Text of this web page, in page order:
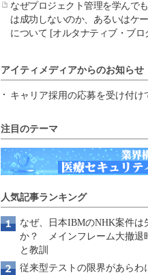
なぜプロジェクト管理を学んで
は成功しないのか、あるいはケ
について [オルタナティブ・ブロ
アイティメディアからのお知らせ
キャリア採用の応募を受け付け
注目のテーマ
人気記事ランキング
なぜ、日本IBMのNHK案件は
か？ メインフレーム大撤退
と教訓
従来型テストの限界があら